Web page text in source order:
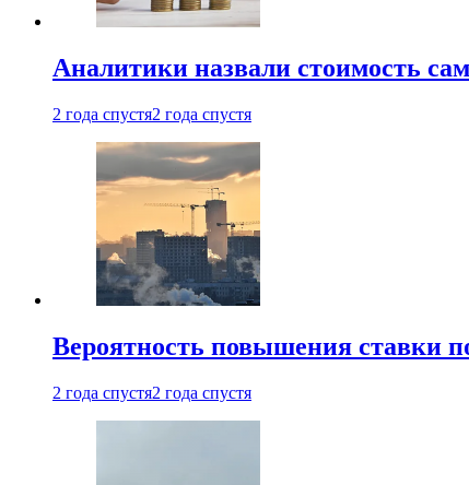
Аналитики назвали стоимость
2 года спустя2 года спустя
Вероятность повышения ставки
2 года спустя2 года спустя